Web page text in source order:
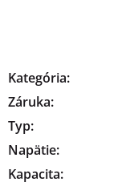
Kategória:
Záruka:
Typ:
Napätie:
Kapacita: